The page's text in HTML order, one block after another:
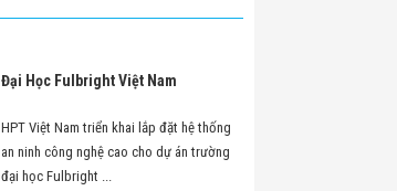
Đại Học Fulbright Việt Nam
HPT Việt Nam triển khai lắp đặt hệ thống
an ninh công nghệ cao cho dự án trường
đại học Fulbright ...